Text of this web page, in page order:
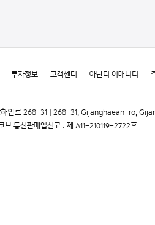
투자정보 고객센터 아난티 어매니티
해안로 268-31 | 268-31, Gijanghaean-ro,
통신판매업신고 : 제 A11-210119-2722호